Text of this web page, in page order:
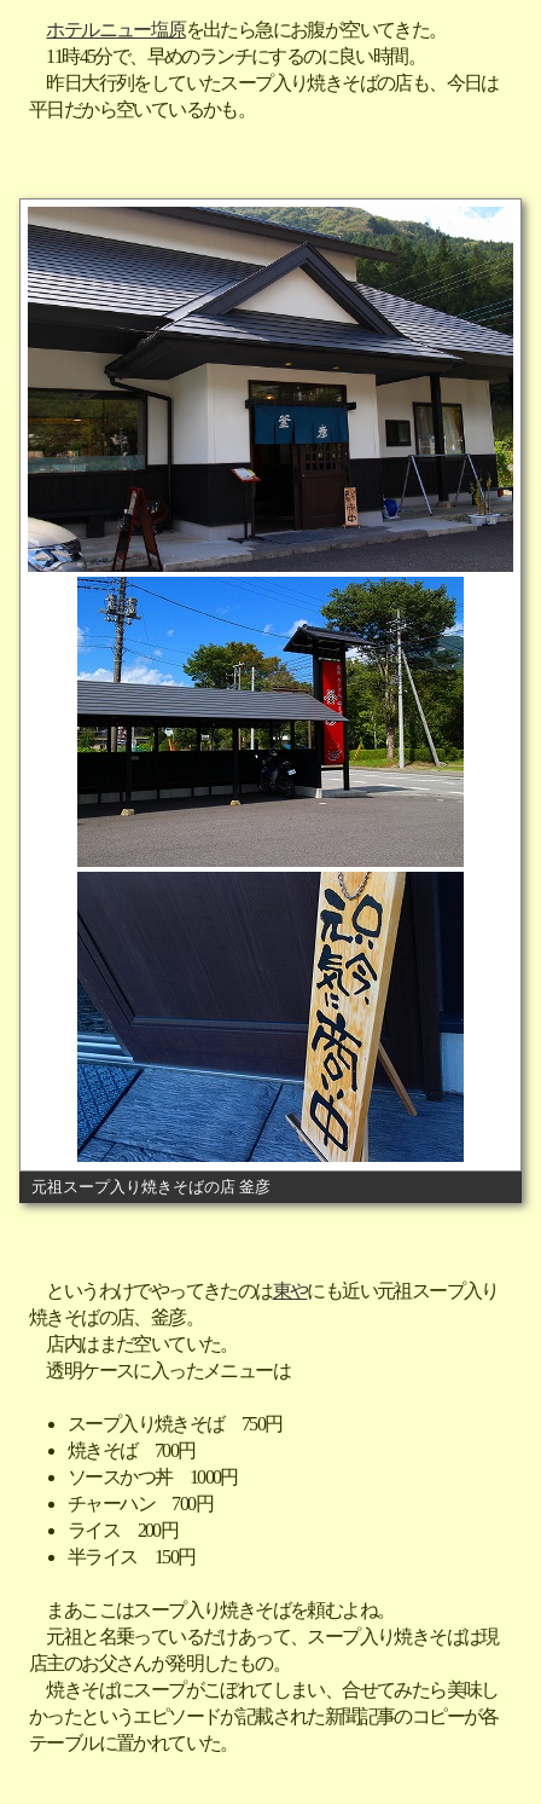
ホテルニュー塩原を出たら急にお腹が空いてきた。
11時45分で、早めのランチにするのに良い時間。
昨日大行列をしていたスープ入り焼きそばの店も、今日は
平日だから空いているかも。
元祖スープ入り焼きそばの店 釜彦
というわけでやってきたのは東やにも近い元祖スープ入り
焼きそばの店、釜彦。
店内はまだ空いていた。
透明ケースに入ったメニューは
スープ入り焼きそば 750円
焼きそば 700円
ソースかつ丼 1000円
チャーハン 700円
ライス 200円
半ライス 150円
まあここはスープ入り焼きそばを頼むよね。
元祖と名乗っているだけあって、スープ入り焼きそばは現
店主のお父さんが発明したもの。
焼きそばにスープがこぼれてしまい、合せてみたら美味し
かったというエピソードが記載された新聞記事のコピーが各
テーブルに置かれていた。